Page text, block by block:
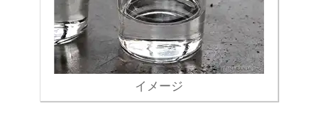
イメージ